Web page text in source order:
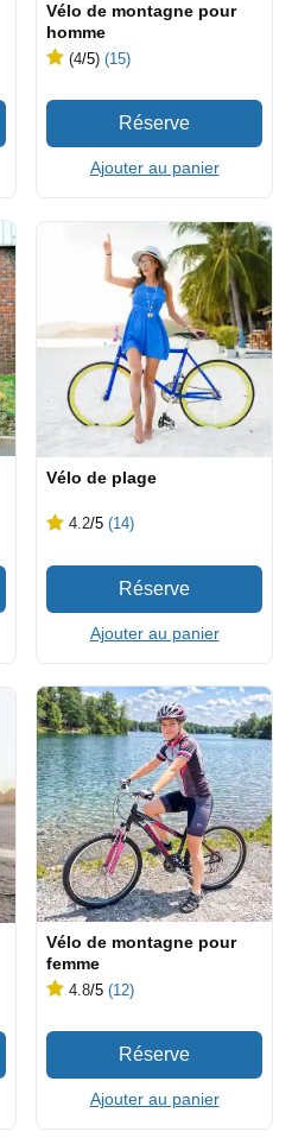
Vélo de montagne pour
homme
(4/5) (15)
Ajouter au panier
Vélo de plage
4.2/5 (14)
Ajouter au panier
Vélo de montagne pour
femme
4.8/5 (12)
Ajouter au panier